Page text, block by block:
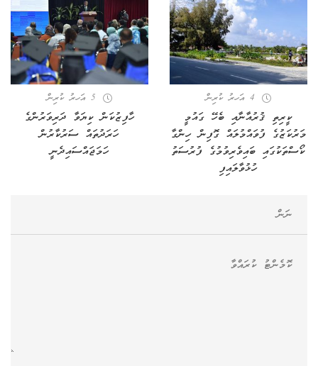
4 އަހރު ކުރިން
ކީރިތި ޤުރުއާނާއި ބެހޭ ގައުމީ
މަރުކަޒުގެ ފުވައްމުލައް ގޮފިން ހިންގާ
ކޯސްތަކުގައި ބައިވެރިވުމުގެ ފުރުސަތު
ހުޅުވާލައިފި
5 އަހރު ކުރިން
ހާފިޒުކަން ކިޔަވާ ދަރިވަރުންގެ
ހަރަދުތައް ސަރުކާރުން
ހަމަޖައްސައިދެނީ